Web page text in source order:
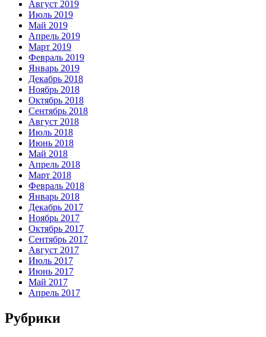
Август 2019
Июль 2019
Май 2019
Апрель 2019
Март 2019
Февраль 2019
Январь 2019
Декабрь 2018
Ноябрь 2018
Октябрь 2018
Сентябрь 2018
Август 2018
Июль 2018
Июнь 2018
Май 2018
Апрель 2018
Март 2018
Февраль 2018
Январь 2018
Декабрь 2017
Ноябрь 2017
Октябрь 2017
Сентябрь 2017
Август 2017
Июль 2017
Июнь 2017
Май 2017
Апрель 2017
Рубрики